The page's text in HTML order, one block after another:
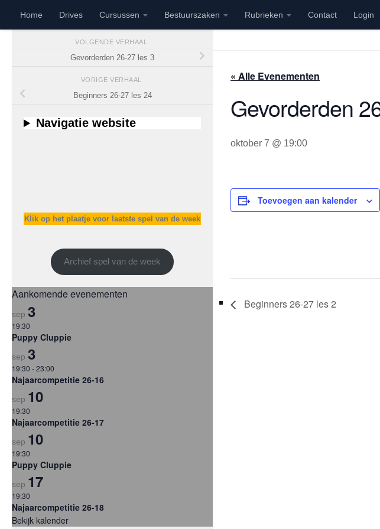
Doorgaan naar inhoud
Home Drives Cursussen Bestuurszaken Rubrieken Contact Login
« Alle Evenementen
Gevorderden
oktober 7 @ 19:00
Toevoegen aan kalender
Beginners 26-27 les 2
VOLGENDE VERHAAL
Gevorderden 26-27 les 3
VORIGE VERHAAL
Beginners 26-27 les 24
Navigatie website
Klik op het plaatje voor laatste spel van de week
Archief spel van de week
Aankomende evenementen
sep 3
19:30
Puppy Cluppie
sep 3
19:30 -23:00
Najaarcompetitie 26-16
sep 10
19:30
Najaarcompetitie 26-17
sep 10
19:30
Puppy Cluppie
sep 17
19:30
Najaarcompetitie 26-18
Bekijk kalender